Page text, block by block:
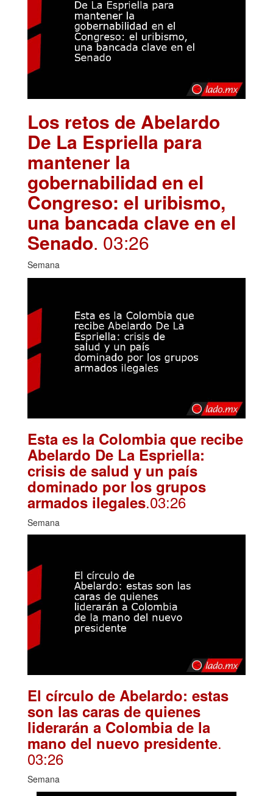
Los retos de Abelardo
De La Espriella para
mantener la
gobernabilidad en el
Congreso: el uribismo,
una bancada clave en el
Senado. 03:26
Semana
Esta es la Colombia que recibe
Abelardo De La Espriella:
crisis de salud y un país
dominado por los grupos
armados ilegales.03:26
Semana
El círculo de Abelardo: estas
son las caras de quienes
liderarán a Colombia de la
mano del nuevo presidente.
03:26
Semana